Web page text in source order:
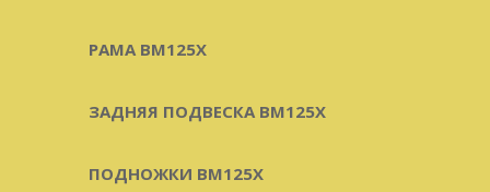
РАМА BM125X
ЗАДНЯЯ ПОДВЕСКА BM125X
ПОДНОЖКИ BM125X